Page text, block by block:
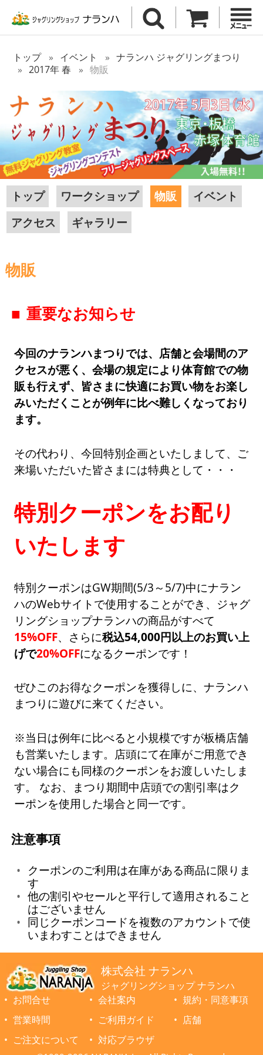
トップ イベント
ナランハ ジャグリングまつり
2017年 春
物販
トップ ワークショップ 物販
イベント
アクセス
ギャラリー
物販
重要なお知らせ
今回のナランハまつりでは、店舗と会場間のア
クセスが悪く、会場の規定により体育館での物
販も行えず、皆さまに快適にお買い物をお楽し
みいただくことが例年に比べ難しくなっており
ます。
その代わり、今回特別企画といたしまして、ご
来場いただいた皆さまには特典として・・・
特別クーポンをお配り
いたします
特別クーポンはGW期間(5/3～5/7)中にナラン
ハのWebサイトで使用することができ、ジャグ
リングショップナランハの商品がすべて
15%OFF、さらに税込54,000円以上のお買い上
げで20%OFFになるクーポンです！
ぜひこのお得なクーポンを獲得しに、ナランハ
まつりに遊びに来てください。
※当日は例年に比べると小規模ですが板橋店舗
も営業いたします。店頭にて在庫がご用意でき
ない場合にも同様のクーポンをお渡しいたしま
す。 なお、まつり期間中店頭での割引率はク
ーポンを使用した場合と同一です。
注意事項
クーポンのご利用は在庫がある商品に限りま
す
他の割引やセールと平行して適用されること
はございません
同じクーポンコードを複数のアカウントで使
いまわすことはできません
株式会社 ナランハ
ジャグリングショップ ナランハ
お問合せ
会社案内
規約・同意事項
営業時間
ご利用ガイド
店舗
ご注文について
対応ブラウザ